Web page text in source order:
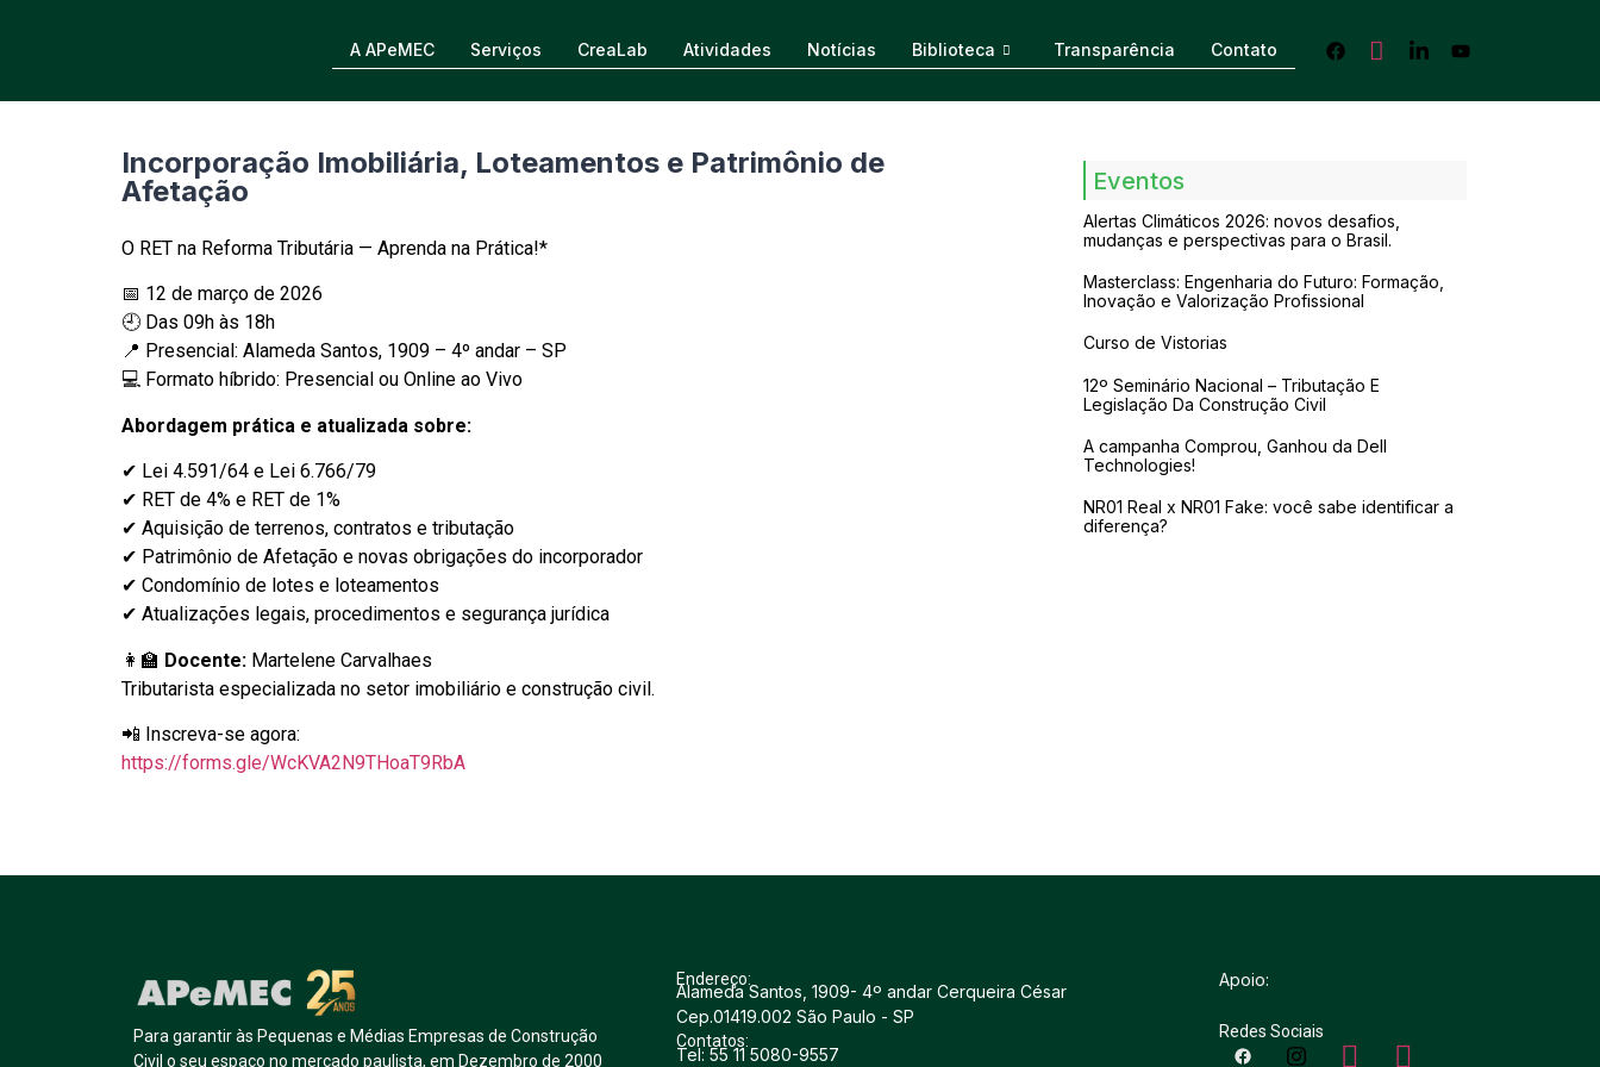
A APeMEC Serviços CreaLab Atividades Notícias Biblioteca Transparência Contato
Incorporação Imobiliária, Loteamentos e Patrimônio de
Afetação
O RET na Reforma Tributária — Aprenda na Prática!*
📅 12 de março de 2026
🕘 Das 09h às 18h
📍 Presencial: Alameda Santos, 1909 – 4º andar – SP
💻 Formato híbrido: Presencial ou Online ao Vivo
Abordagem prática e atualizada sobre:
✔ Lei 4.591/64 e Lei 6.766/79
✔ RET de 4% e RET de 1%
✔ Aquisição de terrenos, contratos e tributação
✔ Patrimônio de Afetação e novas obrigações do incorporador
✔ Condomínio de lotes e loteamentos
✔ Atualizações legais, procedimentos e segurança jurídica
👩‍🏫 Docente: Martelene Carvalhaes
Tributarista especializada no setor imobiliário e construção civil.
📲 Inscreva-se agora:
https://forms.gle/WcKVA2N9THoaT9RbA
Eventos
Alertas Climáticos 2026: novos desafios,
mudanças e perspectivas para o Brasil.
Masterclass: Engenharia do Futuro: Formação,
Inovação e Valorização Profissional
Curso de Vistorias
12º Seminário Nacional – Tributação E
Legislação Da Construção Civil
A campanha Comprou, Ganhou da Dell
Technologies!
NR01 Real x NR01 Fake: você sabe identificar a
diferença?
Para garantir às Pequenas e Médias Empresas de Construção
Civil o seu espaço no mercado paulista, em Dezembro de 2000
Endereço:
Alameda Santos, 1909- 4º andar Cerqueira César
Cep.01419.002 São Paulo - SP
Contatos:
Tel: 55 11 5080-9557
Apoio:
Redes Sociais